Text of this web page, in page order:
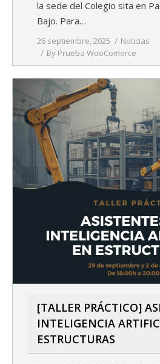
la sede del Colegio sita en
Bajo. Para…
26 septiembre, 2025
Noticias
By Prueba WooComerce
[TALLER PRÁCTICO]
INTELIGENCIA
ESTRUCTURAS